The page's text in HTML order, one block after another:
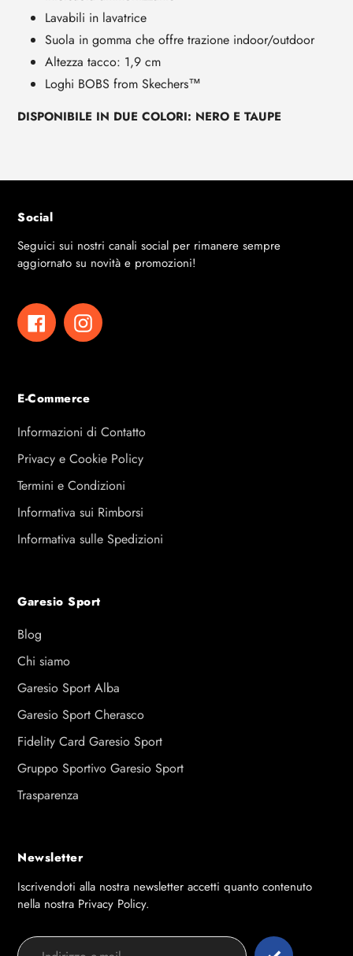
Lavabili in lavatrice
Suola in gomma che offre trazione indoor/outdoor
Altezza tacco: 1,9 cm
Loghi BOBS from Skechers™
DISPONIBILE IN DUE COLORI: NERO E TAUPE
Social
Seguici sui nostri canali social per rimanere sempre
aggiornato su novità e promozioni!
FacebookInstagram
E-Commerce
Informazioni di Contatto
Privacy e Cookie Policy
Termini e Condizioni
Informativa sui Rimborsi
Informativa sulle Spedizioni
Garesio Sport
Blog
Chi siamo
Garesio Sport Alba
Garesio Sport Cherasco
Fidelity Card Garesio Sport
Gruppo Sportivo Garesio Sport
Trasparenza
Newsletter
Iscrivendoti alla nostra newsletter accetti quanto contenuto
nella nostra Privacy Policy.